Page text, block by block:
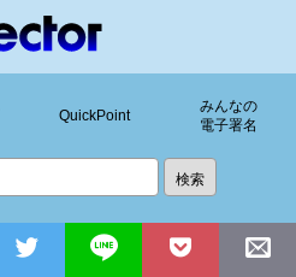
QuickPoint
みんなの
電子署名